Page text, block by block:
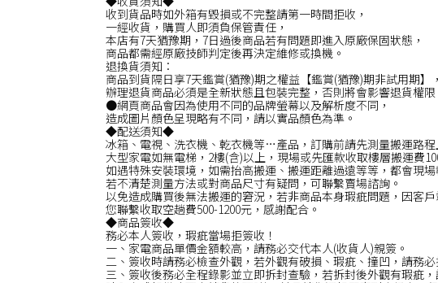
收到貨品時如外箱有毀損或不完整請第一時間拒收，
一經收貨，購買人即須負保管責任，
本店有7天猶豫期，7日過後商品若有問題即進入原廠保固狀態，
商品都需經原廠技師判定後再決定維修或換機。
退換貨須知：
商品到貨隔日享7天鑑賞(猶豫)期之權益【鑑賞(猶豫)期非試用期】，
辦理退貨商品必須是全新狀態且包裝完整，否則將會影響退貨權限
●網頁商品會因為使用不同的品牌螢幕以及解析度不同，
造成圖片顏色呈現略有不同，請以實品顏色為準。
◆配送須知◆
冰箱、電視、洗衣機、乾衣機等…產品，訂購前請先測量搬運路
大型家電如無電梯，2樓(含)以上，現場或先匯款收取樓層搬運費
如遇特殊安裝環境，如需抬高搬運、搬運距離過遠等等，都會現場
若不清楚測量方法或對商品尺寸有疑問，可聯繫賣場諮詢。
以免造成購買後無法搬運的窘況，若非商品本身瑕疵問題，因客
您聯繫收取空趟費500-1200元，感謝配合。
◆商品簽收◆
務必本人簽收，瑕疵當場拒簽收！
一、家電商品單價金額較高，請務必交代本人(收貨人)親簽。
二、簽收時請務必檢查外觀，若外觀有破損、瑕疵、撞凹，請務
三、簽收後務必全程錄影並立即拆封查驗，若拆封後外觀有瑕疵